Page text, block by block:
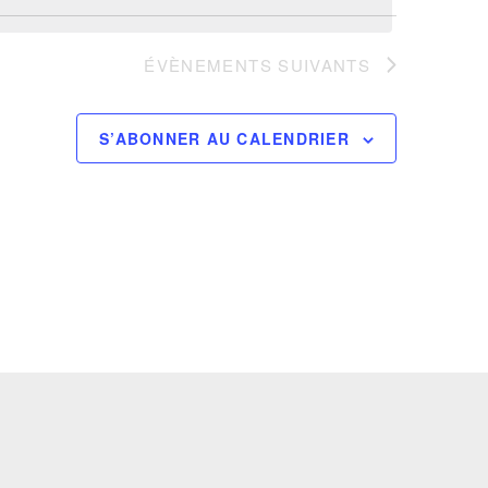
ÉVÈNEMENTS SUIVANTS
S’ABONNER AU CALENDRIER